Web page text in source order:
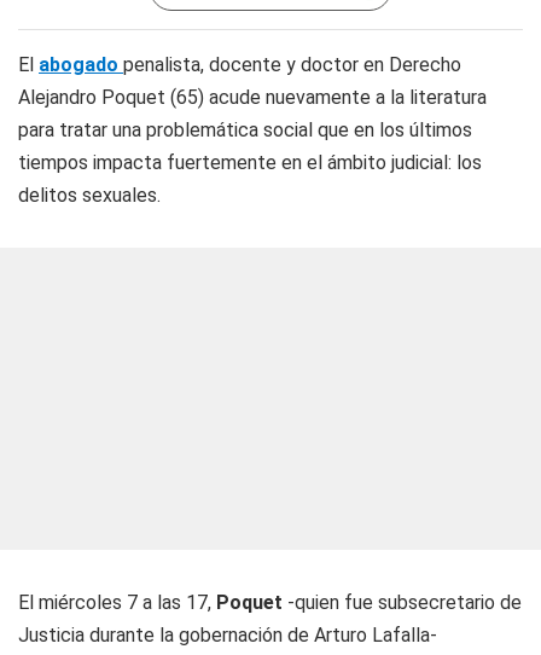
El abogado penalista, docente y doctor en Derecho
Alejandro Poquet (65) acude nuevamente a la literatura
para tratar una problemática social que en los últimos
tiempos impacta fuertemente en el ámbito judicial: los
delitos sexuales.
El miércoles 7 a las 17, Poquet -quien fue subsecretario de
Justicia durante la gobernación de Arturo Lafalla-